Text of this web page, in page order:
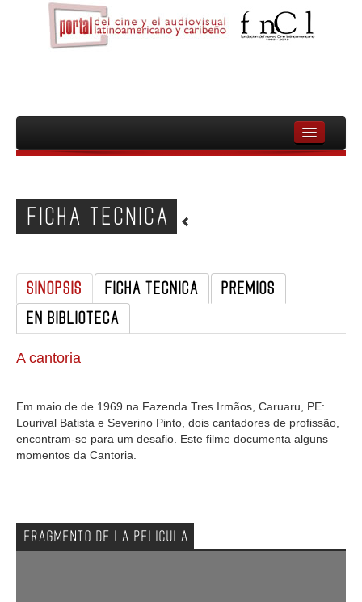
INICIO
PELICULAS
DOCUMENTALES
MUJERES
AUDIOVISUAL INDIGENA Y COMUNITARIO
FICHA TECNICA
SINOPSIS FICHA TECNICA
PREMIOS
EN BIBLIOTECA
A cantoria
Em maio de de 1969 na Fazenda Tres Irmãos, Caruaru, PE:
Lourival Batista e Severino Pinto, dois cantadores de profissão,
encontram-se para um desafio. Este filme documenta alguns
momentos da Cantoria.
FRAGMENTO DE LA PELICULA